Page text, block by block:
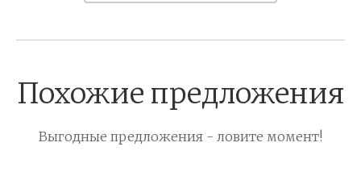
Похожие предложения
Выгодные предложения - ловите момент!